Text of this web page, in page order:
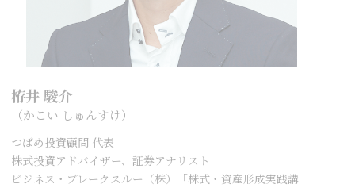
栫井 駿介
（かこい しゅんすけ）
つばめ投資顧問 代表
株式投資アドバイザー、証券アナリスト
ビジネス・ブレークスルー（株）「株式・資産形成実践講